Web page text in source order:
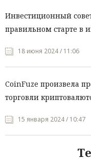
Инвестиционный
правильном старте в
18 июня 2024 / 11:06
CoinFuze произвела
торговли
15 января 2024 / 10:47